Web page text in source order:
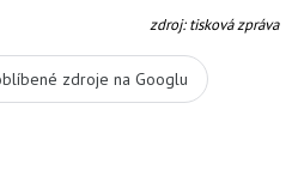
zdroj: tisková zpráva
zdroje na Googlu